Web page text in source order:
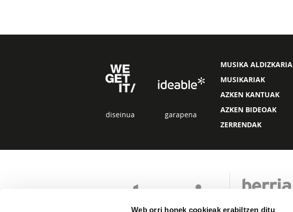
Web orri honek cookieak erabiltzen ditu
diseinua garapena
MUSIKA ALDIZKARIA
MUSIKARIAK
AZKEN KANTUAK
AZKEN BIDEOAK
ZERRENDAK